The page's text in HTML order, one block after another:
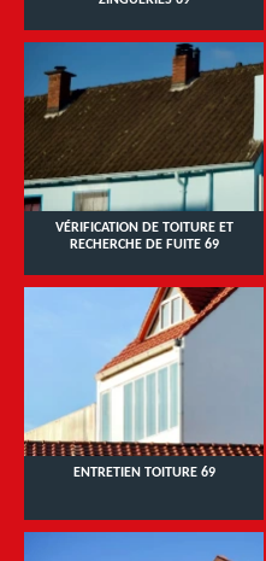
VÉRIFICATION DE TOITURE ET
RECHERCHE DE FUITE 69
ENTRETIEN TOITURE 69